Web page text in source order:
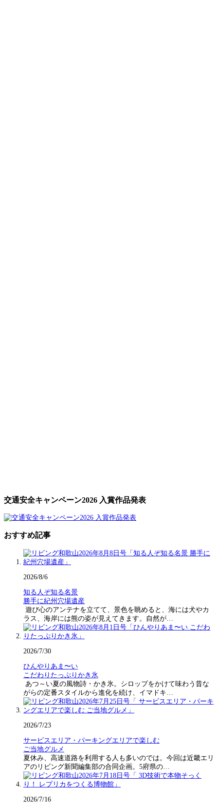
交通安全キャンペーン2026 入賞作品発表
おすすめ記事
2026/8/6
知る人ぞ知る名景
勝手に紀州穴場遺産
遊び心のアンテナを立てて、景色を眺めると、海には犬やカ
ラス、海岸には熊の姿が見えてきます。自然が…
2026/7/30
ひんやりあま〜い
こだわりたっぷりかき氷
あつ～い夏の風物詩・かき氷。シロップをかけて味わう昔な
がらの定番スタイルから進化を続け、イマドキ…
2026/7/23
サービスエリア・パーキングエリアで楽しむ
ご当地グルメ
夏休み、高速道路を利用する人も多いのでは。今回は近畿エリ
アのリビング新聞編集部の合同企画。5府県の…
2026/7/16